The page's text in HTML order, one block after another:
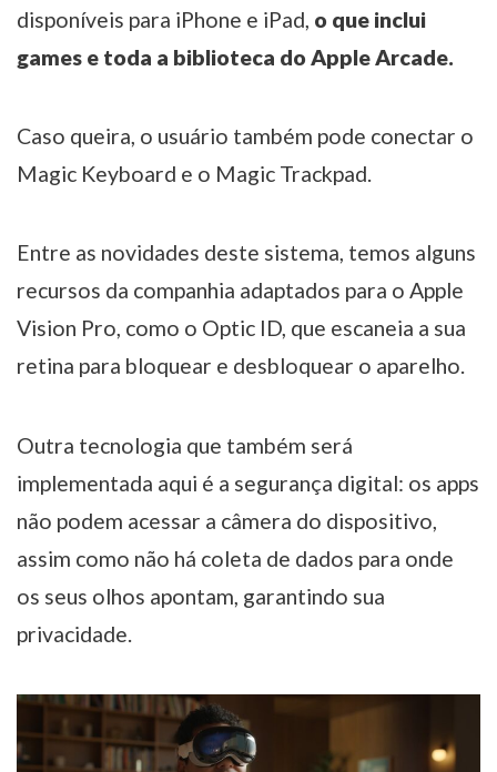
disponíveis para iPhone e iPad, o que inclui
games e toda a biblioteca do Apple Arcade.
Caso queira, o usuário também pode conectar o
Magic Keyboard e o Magic Trackpad.
Entre as novidades deste sistema, temos alguns
recursos da companhia adaptados para o Apple
Vision Pro, como o Optic ID, que escaneia a sua
retina para bloquear e desbloquear o aparelho.
Outra tecnologia que também será
implementada aqui é a segurança digital: os apps
não podem acessar a câmera do dispositivo,
assim como não há coleta de dados para onde
os seus olhos apontam, garantindo sua
privacidade.